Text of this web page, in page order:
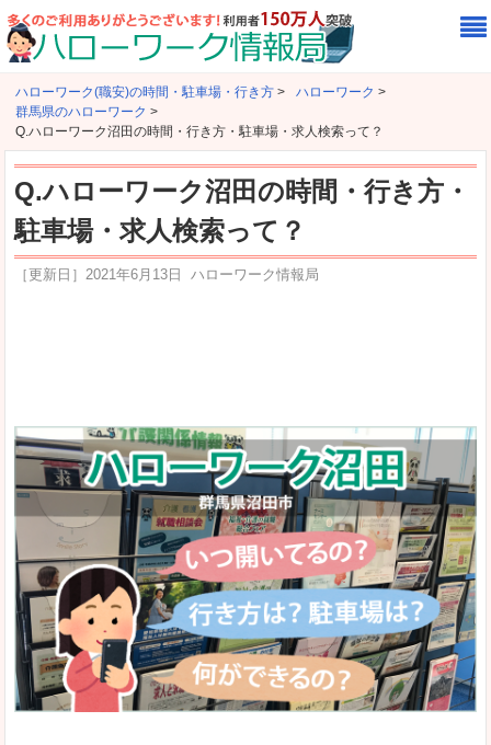
ハローワーク(職安)の時間・駐車場・行き方 > ハローワーク >
群馬県のハローワーク >
Q.ハローワーク沼田の時間・行き方・駐車場・求人検索って？
Q.ハローワーク沼田の時間・行き方・
駐車場・求人検索って？
［更新日］ 2021年6月13日 ハローワーク情報局